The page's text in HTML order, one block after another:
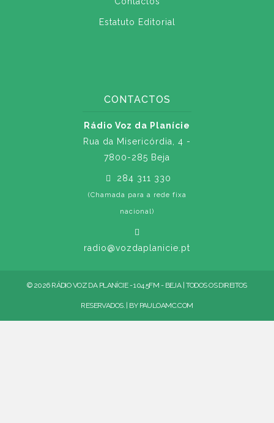
Estatuto Editorial
CONTACTOS
Rádio Voz da Planície
Rua da Misericórdia, 4 -
7800-285 Beja
284 311 330
(Chamada para a rede fixa
nacional)
radio@vozdaplanicie.pt
© 2026 RÁDIO VOZ DA PLANÍCIE - 104.5FM - BEJA | TODOS OS DIREITOS
RESERVADOS. | BY PAULOAMC.COM